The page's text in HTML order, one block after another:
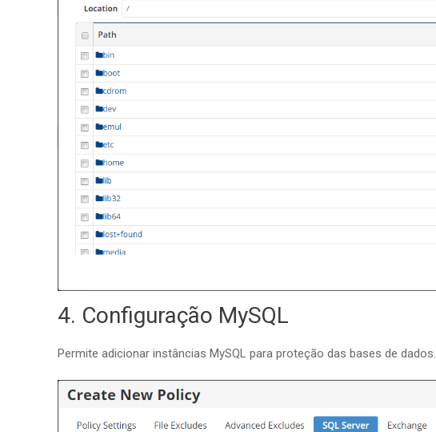
4. Configuração MySQL
Permite adicionar instâncias MySQL para proteção das bases de dados.